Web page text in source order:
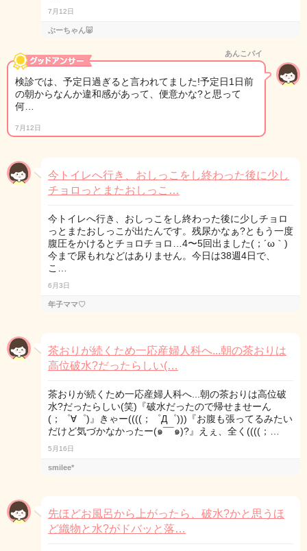
7月12日
ぶーちゃん🐷
あんこパイ
検診では、予定日過ぎると言われてました!予定日1日前
の朝からなんか違和感があって、便意かな?と思って
何…
7月12日
今トイレへ行き、おしっこをし終わった後に少し
チョロっとまたおしっこ…
今トイレへ行き、おしっこをし終わった後に少しチョロ
っとまたおしっこが出たんです。残尿かなぁ?ともう一度
腹圧をかけるとチョロチョロ…4〜5回出ました(；´ω｀)
今まで尿もれなどはありません。今日は38週4日で、
こ…
6月3日
年子ママ♡
茶おりが続くため一応産婦人科へ...朝の茶おりは
高位破水?だったらしい(…
茶おりが続くため一応産婦人科へ...朝の茶おりは高位破
水?だったらしい(笑)『破水だったので帰せませーん
(；゜∀゜)』きゃー((((；゜Д゜)))『お腹も張ってるみたい
だけど気づかなかったー(๑¯¯๑)?』えぇ、全く((((；…
5月16日
smilee*
先ほどお風呂から上がったら、破水?かと思うほ
ど織物と水?がドバッと落…